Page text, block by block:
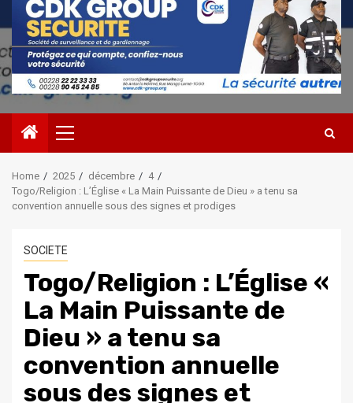
Primary
Menu
Home 2025 décembre
4
Togo/Religion : L’Église « La Main Puissante de Dieu » a tenu sa
convention annuelle sous des signes et prodiges
SOCIETE
Togo/Religion : L’Église «
La Main Puissante de
Dieu » a tenu sa
convention annuelle
sous des signes et